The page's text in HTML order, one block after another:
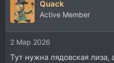
к
ц
и
и
:
Quack
Active Member
2 Мар 2026
Тут нужна лядовская лиза,